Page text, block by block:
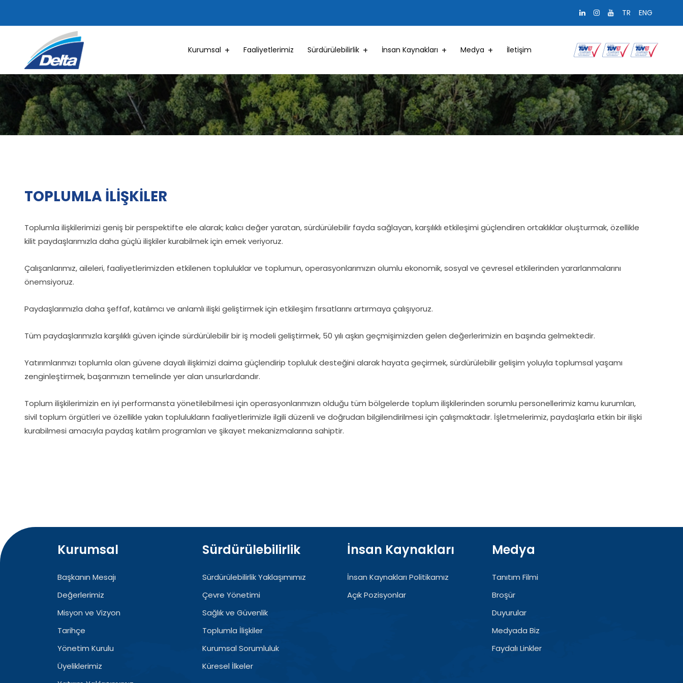
TR ENG
Kurumsal Faaliyetlerimiz Sürdürülebilirlik İnsan Kaynakları Medya İletişim
TOPLUMLA İLİŞKİLER
Toplumla ilişkilerimizi geniş bir perspektifte ele alarak; kalıcı değer yaratan, sürdürülebilir fayda sağlayan, karşılıklı etkileşimi güçlendiren ortaklıklar oluşturmak, özellikle
kilit paydaşlarımızla daha güçlü ilişkiler kurabilmek için emek veriyoruz.
Çalışanlarımız, aileleri, faaliyetlerimizden etkilenen topluluklar ve toplumun, operasyonlarımızın olumlu ekonomik, sosyal ve çevresel etkilerinden yararlanmalarını
önemsiyoruz.
Paydaşlarımızla daha şeffaf, katılımcı ve anlamlı ilişki geliştirmek için etkileşim fırsatlarını artırmaya çalışıyoruz.
Tüm paydaşlarımızla karşılıklı güven içinde sürdürülebilir bir iş modeli geliştirmek, 50 yılı aşkın geçmişimizden gelen değerlerimizin en başında gelmektedir.
Yatırımlarımızı toplumla olan güvene dayalı ilişkimizi daima güçlendirip topluluk desteğini alarak hayata geçirmek, sürdürülebilir gelişim yoluyla toplumsal yaşamı
zenginleştirmek, başarımızın temelinde yer alan unsurlardandır.
Toplum ilişkilerimizin en iyi performansta yönetilebilmesi için operasyonlarımızın olduğu tüm bölgelerde toplum ilişkilerinden sorumlu personellerimiz kamu kurumları,
sivil toplum örgütleri ve özellikle yakın toplulukların faaliyetlerimizle ilgili düzenli ve doğrudan bilgilendirilmesi için çalışmaktadır. İşletmelerimiz, paydaşlarla etkin bir ilişki
kurabilmesi amacıyla paydaş katılım programları ve şikayet mekanizmalarına sahiptir.
Kurumsal
Başkanın Mesajı
Değerlerimiz
Misyon ve Vizyon
Tarihçe
Yönetim Kurulu
Üyeliklerimiz
Sürdürülebilirlik
Sürdürülebilirlik Yaklaşımımız
Çevre Yönetimi
Sağlık ve Güvenlik
Toplumla İlişkiler
Kurumsal Sorumluluk
Küresel İlkeler
İnsan Kaynakları
İnsan Kaynakları Politikamız
Açık Pozisyonlar
Medya
Tanıtım Filmi
Broşür
Duyurular
Medyada Biz
Faydalı Linkler